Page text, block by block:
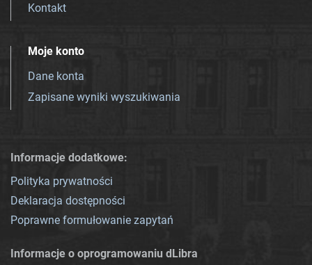
Kontakt
Moje konto
Dane konta
Zapisane wyniki wyszukiwania
Informacje dodatkowe:
Polityka prywatności
Deklaracja dostępności
Poprawne formułowanie zapytań
Informacje o oprogramowaniu dLibra